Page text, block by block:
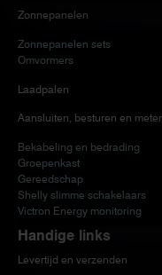
Zonnepanelen
Zonnepanelen sets
Omvormers
Laadpalen
Aansluiten, besturen en
Bekabeling en bedrading
Groepenkast
Gereedschap
Shelly slimme schakelaars
Victron Energy monitoring
Handige links
Levertijd en verzenden